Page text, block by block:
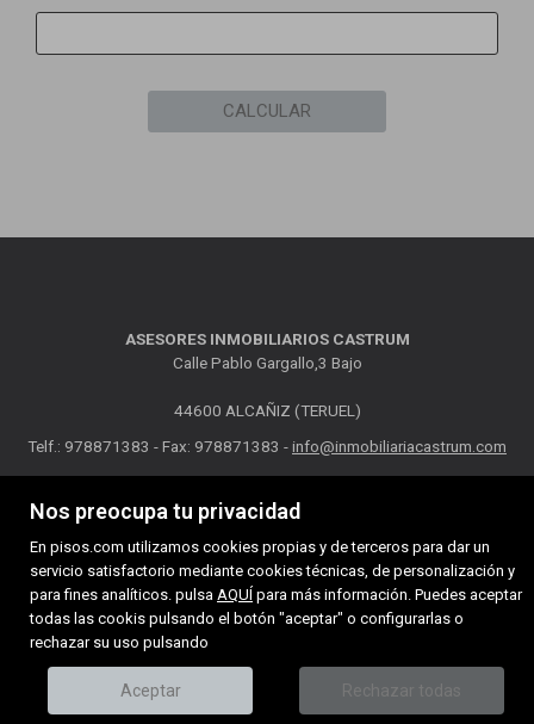
Nos preocupa tu privacidad
En pisos.com utilizamos cookies propias y de terceros para dar un
servicio satisfactorio mediante cookies técnicas, de personalización y
para fines analíticos. pulsa AQUÍ para más información. Puedes aceptar
todas las cookis pulsando el botón "aceptar" o configurarlas o
rechazar su uso pulsando
Aceptar Rechazar todas
CALCULAR
ASESORES INMOBILIARIOS CASTRUM
Calle Pablo Gargallo,3 Bajo
44600 ALCAÑIZ (TERUEL)
Telf.: 978871383 - Fax: 978871383 -info@inmobiliariacastrum.com
AVISO LEGAL